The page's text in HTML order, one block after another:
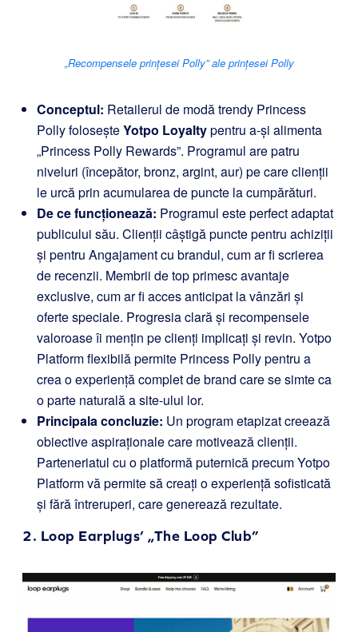
„Recompensele prințesei Polly” ale prințesei Polly
Conceptul: Retailerul de modă trendy Princess
Polly foloseșteYotpo Loyaltypentru a-și alimenta
„Princess Polly Rewards”. Programul are patru
niveluri (începător, bronz, argint, aur) pe care clienții
le urcă prin acumularea de puncte la cumpărături.
De ce funcționează: Programul este perfect adaptat
publicului său. Clienții câștigă puncte pentru achiziții
și pentru Angajament cu brandul, cum ar fi scrierea
de recenzii. Membrii de top primesc avantaje
exclusive, cum ar fi acces anticipat la vânzări și
oferte speciale. Progresia clară și recompensele
valoroase îi mențin pe clienți implicați și revin. Yotpo
Platform flexibilă permite Princess Polly pentru a
crea o experiență complet de brand care se simte ca
o parte naturală a site-ului lor.
Principala concluzie: Un program etapizat creează
obiective aspiraționale care motivează clienții.
Parteneriatul cu o platformă puternică precum Yotpo
Platform vă permite să creați o experiență sofisticată
și fără întreruperi, care generează rezultate.
2. Loop Earplugs’ „The Loop Club”